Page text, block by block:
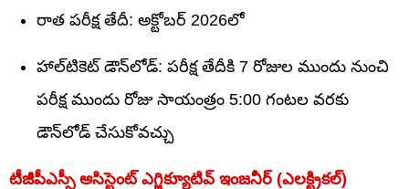
రాత పరీక్ష తేదీ: అక్టోబర్ 2026లో
హాల్‌టికెట్ డౌన్‌లోడ్: పరీక్ష తేదీకి 7 రోజుల ముందు నుంచి
పరీక్ష ముందు రోజు సాయంత్రం 5:00 గంటల వరకు
డౌన్‌లోడ్ చేసుకోవచ్చు
టీజీపీఎస్సీ అసిస్టెంట్ ఎగ్జిక్యూటివ్ ఇంజనీర్ (ఎలక్ట్రికల్)